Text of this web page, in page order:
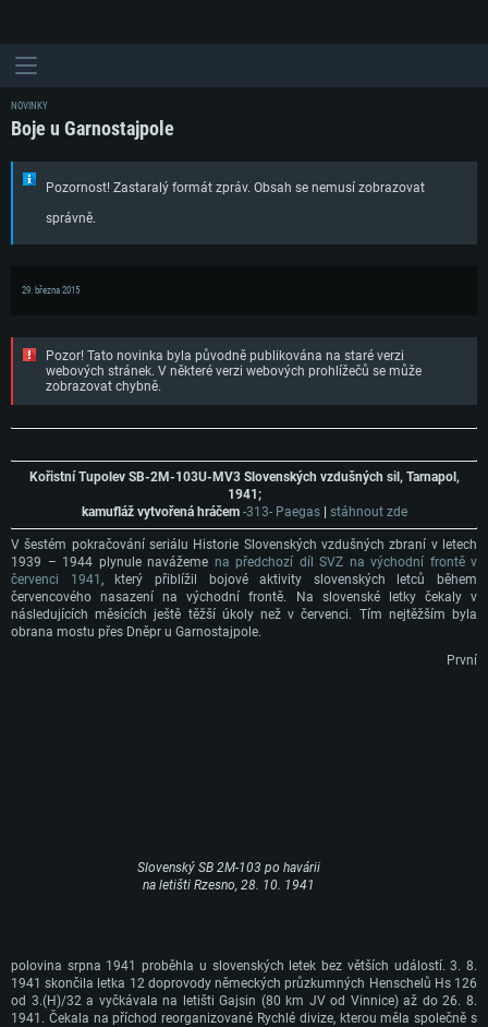
NOVINKY
Boje u Garnostajpole
Pozornost! Zastaralý formát zpráv. Obsah se nemusí zobrazovat
správně.
29. března 2015
Pozor! Tato novinka byla původně publikována na staré verzi
webových stránek. V některé verzi webových prohlížečů se může
zobrazovat chybně.
Kořistní Tupolev SB-2M-103U-MV3 Slovenských vzdušných sil, Tarnapol,
1941;
kamufláž vytvořená hráčem -313- Paegas| stáhnout zde
V šestém pokračování seriálu Historie Slovenských vzdušných zbraní v letech
1939 – 1944 plynule navážeme na předchozí díl SVZ na východní frontě v
červenci 1941 , který přiblížil bojové aktivity slovenských letců během
červencového nasazení na východní frontě. Na slovenské letky čekaly v
následujících měsících ještě těžší úkoly než v červenci. Tím nejtěžším byla
obrana mostu přes Dněpr u Garnostajpole.
Slovenský SB 2M-103 po havárii
na letišti Rzesno, 28. 10. 1941
První
polovina srpna 1941 proběhla u slovenských letek bez větších událostí. 3. 8.
1941 skončila letka 12 doprovody německých průzkumných Henschelů Hs 126
od 3.(H)/32 a vyčkávala na letišti Gajsin (80 km JV od Vinnice) až do 26. 8.
1941. Čekala na příchod reorganizované Rychlé divize, kterou měla společně s